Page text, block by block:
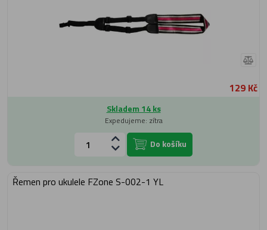
129 Kč
Skladem 14 ks
Expedujeme: zítra
Do košíku
Řemen pro ukulele FZone S-002-1 YL